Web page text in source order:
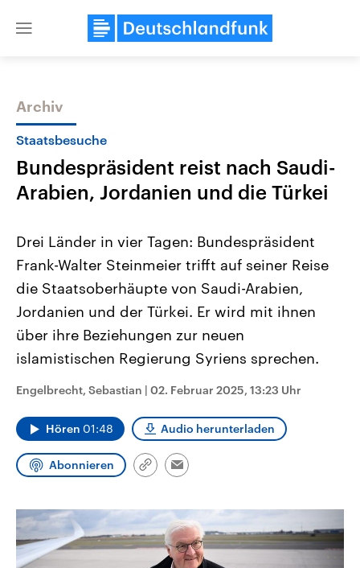
Close
Themen
Landtagswahl Sachsen-Anhalt
2026
Alle Informationen
Sachsen-Anhalt wählt am 6.
September 2026 einen neuen
Landtag. Seit 2021 wird das
Bundesland von einer Koalition aus
CDU, SPD und FDP regiert.-
Umfragen, Prognosen,
Wahlprogramme, aktuelle Berichte
und Kandidaten der anstehenden
Wahl.
USA
Aktuelle Beiträge,
Hintergründe
Wirtschaftlich und
gehören die Vereinigten
den mächtigsten Ländern
mit großem Einfluss auf
aktuelle Weltgeschehen.
Archiv
Staatsbesuche
Bundespräsident reist nach Saudi-
Arabien, Jordanien und die Türkei
Drei Länder in vier Tagen: Bundespräsident
Frank-Walter Steinmeier trifft auf seiner Reise
die Staatsoberhäupte von Saudi-Arabien,
Jordanien und der Türkei. Er wird mit ihnen
über ihre Beziehungen zur neuen
islamistischen Regierung Syriens sprechen.
Engelbrecht, Sebastian | 02. Februar 2025, 13:23 Uhr
Hören 01:48 Audio herunterladen
Abonnieren
Link
Email